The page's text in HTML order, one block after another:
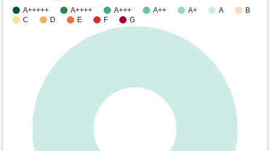
A+++++ A++++ A+++ A++ A+ A
B
C
D E F G